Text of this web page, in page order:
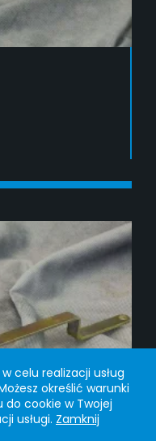
celu realizacji usług
określić warunki
cookie w Twojej
usługi. Zamknij